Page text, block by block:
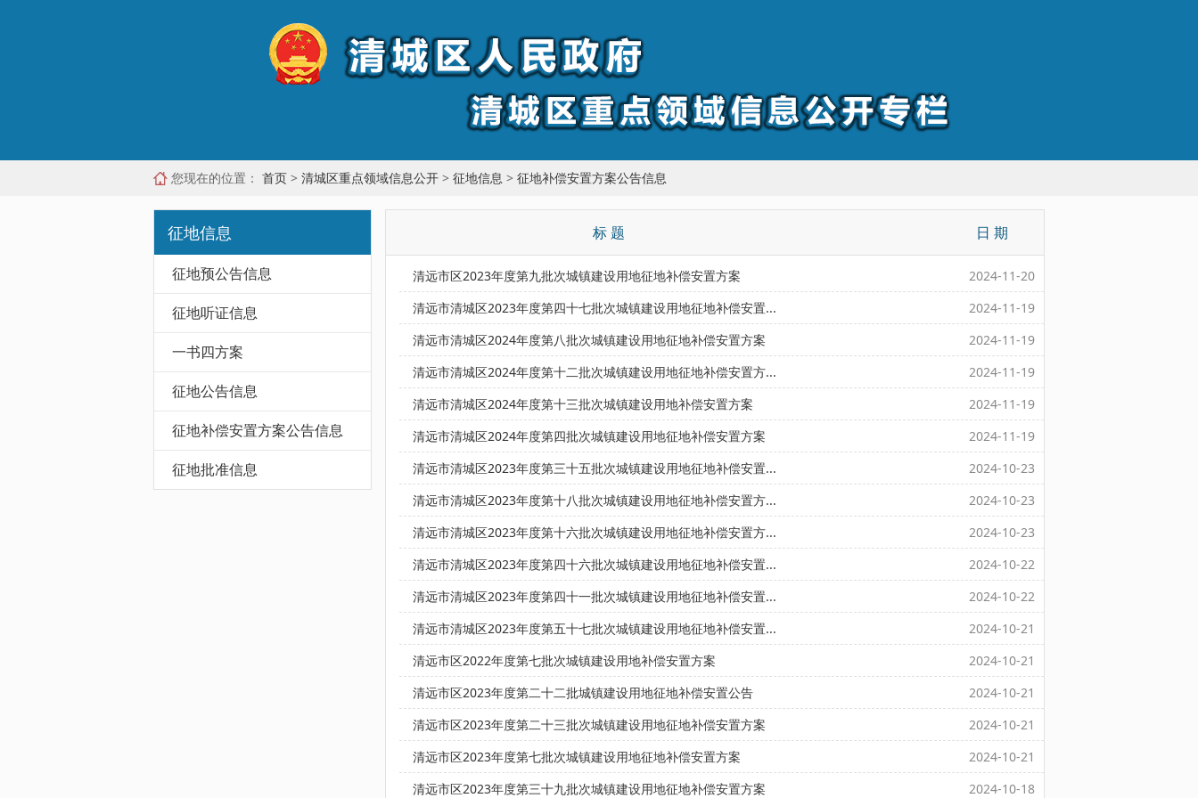
您现在的位置： 首页 > 清城区重点领域信息公开 > 征地信息 > 征地补偿安置方案公告信息
征地信息
征地预公告信息
征地听证信息
一书四方案
征地公告信息
征地补偿安置方案公告信息
征地批准信息
标 题 日 期
清远市区2023年度第九批次城镇建设用地征地补偿安置方案
2024-11-20
清远市清城区2023年度第四十七批次城镇建设用地征地补偿安置...
2024-11-19
清远市清城区2024年度第八批次城镇建设用地征地补偿安置方案
2024-11-19
清远市清城区2024年度第十二批次城镇建设用地征地补偿安置方...
2024-11-19
清远市清城区2024年度第十三批次城镇建设用地补偿安置方案
2024-11-19
清远市清城区2024年度第四批次城镇建设用地征地补偿安置方案
2024-11-19
清远市清城区2023年度第三十五批次城镇建设用地征地补偿安置...
2024-10-23
清远市清城区2023年度第十八批次城镇建设用地征地补偿安置方...
2024-10-23
清远市清城区2023年度第十六批次城镇建设用地征地补偿安置方...
2024-10-23
清远市清城区2023年度第四十六批次城镇建设用地征地补偿安置...
2024-10-22
清远市清城区2023年度第四十一批次城镇建设用地征地补偿安置...
2024-10-22
清远市清城区2023年度第五十七批次城镇建设用地征地补偿安置...
2024-10-21
清远市区2022年度第七批次城镇建设用地补偿安置方案
2024-10-21
清远市区2023年度第二十二批城镇建设用地征地补偿安置公告
2024-10-21
清远市区2023年度第二十三批次城镇建设用地征地补偿安置方案
2024-10-21
清远市区2023年度第七批次城镇建设用地征地补偿安置方案
2024-10-21
清远市区2023年度第三十九批次城镇建设用地征地补偿安置方案
2024-10-18